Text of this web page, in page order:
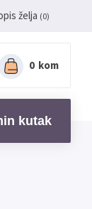
želja (0)
0 kom
kutak